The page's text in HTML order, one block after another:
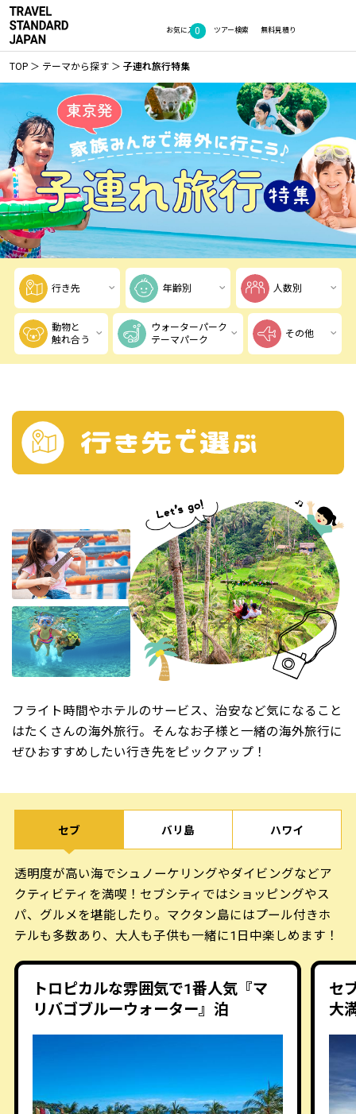
お気に入り
0 無料見積り
ツアー検索
TOP テーマから探す 子連れ旅行特集
行き先 年齢別 人数別
動物と
触れ合う
ウォーターパーク
テーマパーク
その他
フライト時間やホテルのサービス、治安など気になること
はたくさんの海外旅行。そんなお子様と一緒の海外旅行に
ぜひおすすめしたい行き先をピックアップ！
セブ バリ島 ハワイ
透明度が高い海でシュノーケリングやダイビングなどア
クティビティを満喫！セブシティではショッピングやス
パ、グルメを堪能したり。マクタン島にはプール付きホ
テルも多数あり、大人も子供も一緒に1日中楽しめます！
トロピカルな雰囲気で1番人気『マ
リバゴブルーウォーター』泊
セ
大